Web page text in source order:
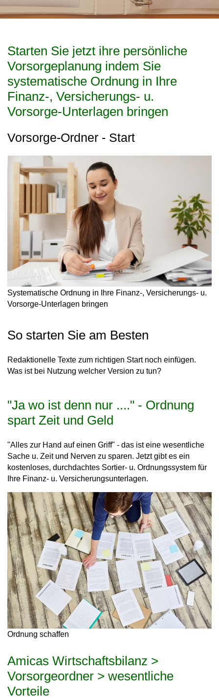
Starten Sie jetzt ihre persönliche
Vorsorgeplanung indem Sie
systematische Ordnung in Ihre
Finanz-, Versicherungs- u.
Vorsorge-Unterlagen bringen
Vorsorge-Ordner - Start
Systematische Ordnung in Ihre Finanz-, Versicherungs- u.
Vorsorge-Unterlagen bringen
So starten Sie am Besten
Redaktionelle Texte zum richtigen Start noch einfügen.
Was ist bei Nutzung welcher Version zu tun?
"Ja wo ist denn nur ...." - Ordnung
spart Zeit und Geld
"Alles zur Hand auf einen Griff" - das ist eine wesentliche
Sache u. Zeit und Nerven zu sparen. Jetzt gibt es ein
kostenloses, durchdachtes Sortier- u. Ordnungssystem für
Ihre Finanz- u. Versicherungsunterlagen.
Ordnung schaffen
Amicas Wirtschaftsbilanz >
Vorsorgeordner > wesentliche
Vorteile